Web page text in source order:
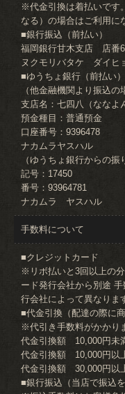
※代金引換は着払いです
なる）の場合はご利用に
■銀行振込（前払い）
福岡銀行甘木支店 店番
ヌクモリバタケ ダイ
■ゆうちょ銀行（前払い）
（他金融機関より振込の
支店名：七四八（なな
預金種目：普通預金
口座番号：9396478
ナカムラヤスハル
（ゆうちょ銀行からの振
記号：17450
番号：93964781
ナカムラ ヤスハル
手数料について
■クレジットカード
※リボ払いと3回以上の
ード発行会社から別途
行会社によって異なりま
■代金引換（配達の際に
※代引き手数料がかかり
代金引換額 10,000円未
代金引換額 10,000円以
代金引換額 30,000円以
■銀行振込（当店で振込